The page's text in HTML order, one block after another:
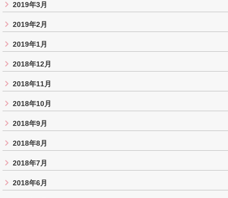
2019年3月
2019年2月
2019年1月
2018年12月
2018年11月
2018年10月
2018年9月
2018年8月
2018年7月
2018年6月